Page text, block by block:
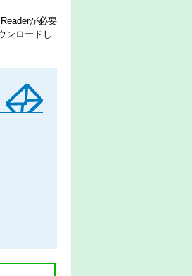
が必要
ンロードし